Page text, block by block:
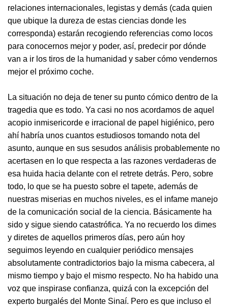
relaciones internacionales, legistas y demás (cada quien
que ubique la dureza de estas ciencias donde les
corresponda) estarán recogiendo referencias como locos
para conocernos mejor y poder, así, predecir por dónde
van a ir los tiros de la humanidad y saber cómo vendernos
mejor el próximo coche.
La situación no deja de tener su punto cómico dentro de la
tragedia que es todo. Ya casi no nos acordamos de aquel
acopio inmisericorde e irracional de papel higiénico, pero
ahí habría unos cuantos estudiosos tomando nota del
asunto, aunque en sus sesudos análisis probablemente no
acertasen en lo que respecta a las razones verdaderas de
esa huida hacia delante con el retrete detrás. Pero, sobre
todo, lo que se ha puesto sobre el tapete, además de
nuestras miserias en muchos niveles, es el infame manejo
de la comunicación social de la ciencia. Básicamente ha
sido y sigue siendo catastrófica. Ya no recuerdo los dimes
y diretes de aquellos primeros días, pero aún hoy
seguimos leyendo en cualquier periódico mensajes
absolutamente contradictorios bajo la misma cabecera, al
mismo tiempo y bajo el mismo respecto. No ha habido una
voz que inspirase confianza, quizá con la excepción del
experto burgalés del Monte Sinaí. Pero es que incluso el